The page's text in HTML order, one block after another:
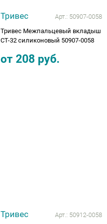
Тривес Арт.: 50907-0058
Тривес Межпальцевый вкладыш
СТ-32 силиконовый 50907-0058
от 208 руб.
Тривес Арт.: 50912-0058